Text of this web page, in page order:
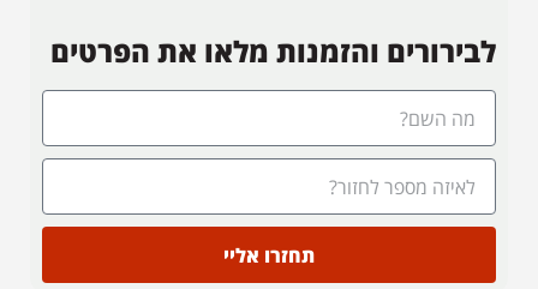
לבירורים והזמנות מלאו את הפרטים
תחזרו אליי